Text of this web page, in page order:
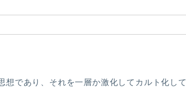
であり、それを一層か激化してカルト化して